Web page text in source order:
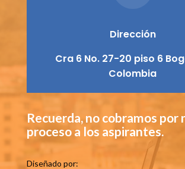
Dirección
Cra 6 No. 27-20 piso 6
Colombia
Recuerda, no cobramos por
proceso a los aspirantes.
Diseñado por: